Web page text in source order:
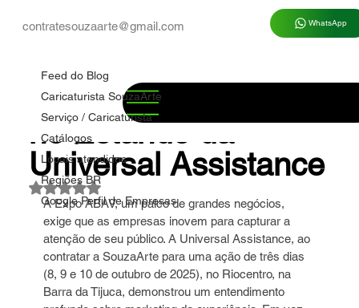
contratesouzaarte@gmail.com WhatsApp
Feed do Blog
Caricaturista SouzaArte
Serviço / Caricaturista
Catálogos
Locais atendidos
Regiões BR
Google Perfil de Empresas
✅ Caricatura ao Vivo
no Estande da
Universal Assistance
Marco Souza
Avaliado com NaN de 5 estrelas.
A Expo ABAV, um palco de grandes negócios,
exige que as empresas inovem para capturar a
atenção de seu público. A Universal Assistance, ao
contratar a SouzaArte para uma ação de três dias
(8, 9 e 10 de outubro de 2025), no Riocentro, na
Barra da Tijuca, demonstrou um entendimento